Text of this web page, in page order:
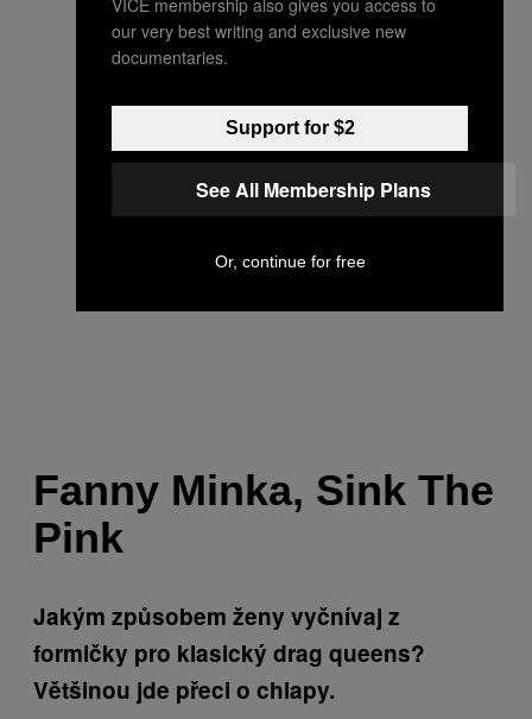
Fanny Minka, Sink The
Pink
Jakým způsobem ženy vyčnívaj z
formičky pro klasický drag queens?
Většinou jde přeci o chlapy.
our very best writing and exclusive new
documentaries.
Support for $2
See All Membership Plans
Or, continue for free